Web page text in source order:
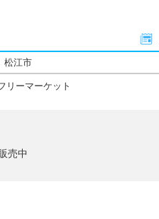
松江市
リーマーケット
売中